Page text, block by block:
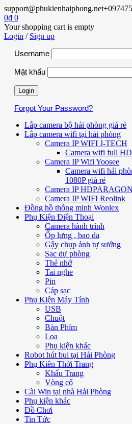
support@phukienhaiphong.net
0₫ 0
Your shopping cart is empty
Login / Sign up
Username
Mật khẩu
Forgot Your Password?
Lắp camera bộ hải phòng giá rẻ
Lắp camera wifi tại hải phòng
Camera IP WIFI J-TECH
Camera wifi full HD
Camera IP Wifi Yoosee
Camera wifi hải
1080P giá rẻ
Camera IP HDPARAGON
Camera IP WIFI Reolink
Đồng hồ thông minh Wonlex
Phụ Kiện Điện Thoại
Camera hành trình
Ốp lưng , bao da
Gậy chụp ảnh tự sướng
Sạc dự phòng
Thẻ nhớ
Tai nghe
Pin
Cáp sạc
Phụ Kiện Máy Tính
USB
Chuột
Bàn Phím
Loa
Phụ kiện khác
Robot hút bui tại Hải Phòng
Phụ Kiên Thời Trang
Khẩu Trang
Vòng cổ
Cài Win tại nhà Hải Phòng
Phụ kiện khác
Đồ Chơi
Tin Tức